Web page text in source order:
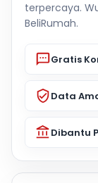
terpercaya.
BeliRumah.
Gratis
Data
Dibantu